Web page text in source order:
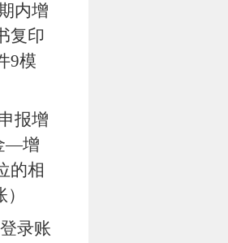
内增
复印
9模
报增
—增
的相
录账